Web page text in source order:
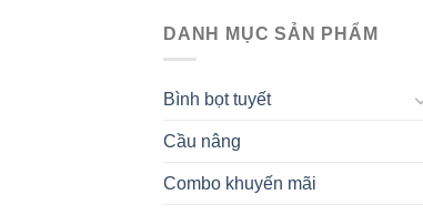
DANH MỤC SẢN PHẨM
Bình bọt tuyết
Cầu nâng
Combo khuyến mãi